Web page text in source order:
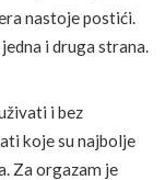
nastoje postići.
i druga strana.
i bez
koje su najbolje
Za orgazam je